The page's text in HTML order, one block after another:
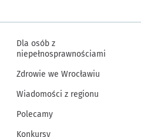
Dla osób z
niepełnosprawnościami
Zdrowie we Wrocławiu
Wiadomości z regionu
Polecamy
Konkursy